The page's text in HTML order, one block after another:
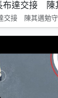
布達交接 陳
交接 陳其邁勉